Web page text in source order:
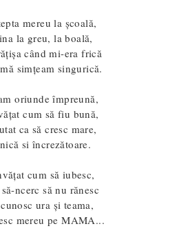
mereu la şcoală,
la greu, la boală,
când mi-era frică
simţeam singurică.
oriunde împreună,
cum să fiu bună,
ca să cresc mare,
si încrezătoare.
cum să iubesc,
ncerc să nu rănesc
ura şi teama,
mereu pe MAMA...